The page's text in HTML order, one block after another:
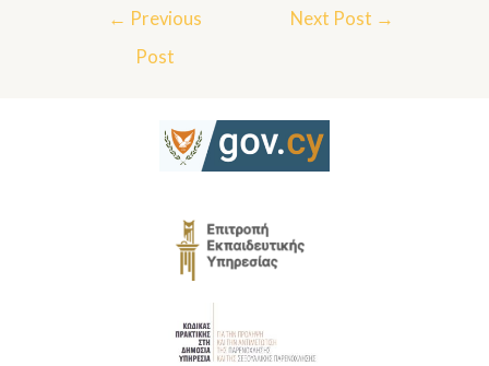
← Previous
Post
Next Post →